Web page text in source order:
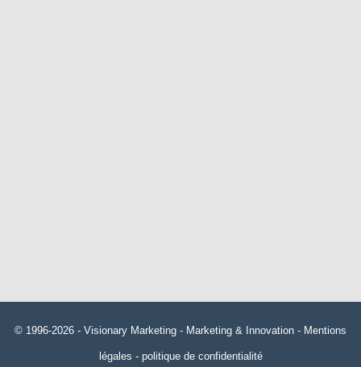
© 1996-2026 - Visionary Marketing - Marketing & Innovation - Mentions
légales - politique de confidentialité